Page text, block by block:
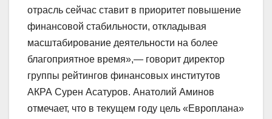
отрасль сейчас ставит в приоритет повышение
финансовой стабильности, откладывая
масштабирование деятельности на более
благоприятное время»,— говорит директор
группы рейтингов финансовых институтов
АКРА Сурен Асатуров. Анатолий Аминов
отмечает, что в текущем году цель «Европлана»